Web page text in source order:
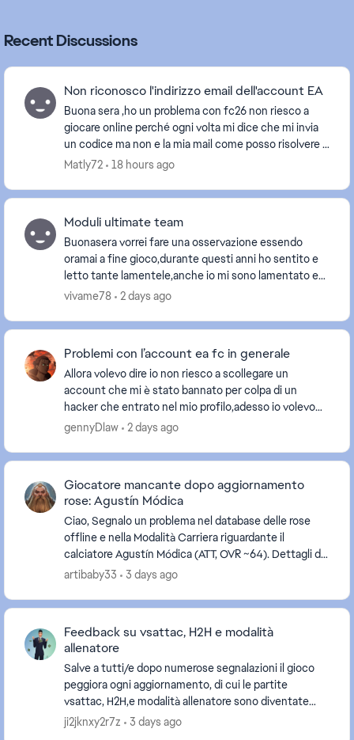
Recent Discussions
Non riconosco l'indirizzo email dell'account EA
Buona sera ,ho un problema con fc26 non riesco a
giocare online perché ogni volta mi dice che mi invia
un codice ma non e la mia mail come posso risolvere ?
Grazie [Titolo modificato dal moderato...
Matly72 18 hours ago
Moduli ultimate team
Buonasera vorrei fare una osservazione essendo
oramai a fine gioco,durante questi anni ho sentito e
letto tante lamentele,anche io mi sono lamentato e
lodato a seconda del momento, tipo gameplay lent...
vivame78 2 days ago
Problemi con l’account ea fc in generale
Allora volevo dire io non riesco a scollegare un
account che mi è stato bannato per colpa di un
hacker che entrato nel mio profilo,adesso io volevo
scollegare questo account da tutte le piattaforme
gennyDlaw 2 days ago
Giocatore mancante dopo aggiornamento
rose: Agustín Módica
Ciao, Segnalo un problema nel database delle rose
offline e nella Modalità Carriera riguardante il
calciatore Agustín Módica (ATT, OVR ~64). Dettagli del
problema: Cancellando/ripristinando gli ag...
artibaby33 3 days ago
Feedback su vsattac, H2H e modalità
allenatore
Salve a tutti/e dopo numerose segnalazioni il gioco
peggiora ogni aggiornamento, di cui le partite
vsattac, H2H,e modalità allenatore sono diventate
impossibili da fare su 5 fatte 4 sono sconfitte e...
ji2jknxy2r7z 3 days ago